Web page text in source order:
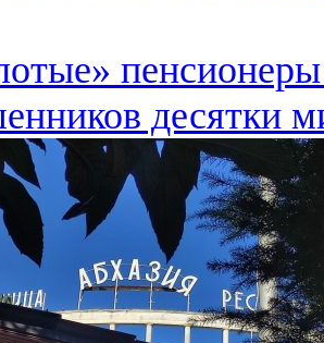
десятки